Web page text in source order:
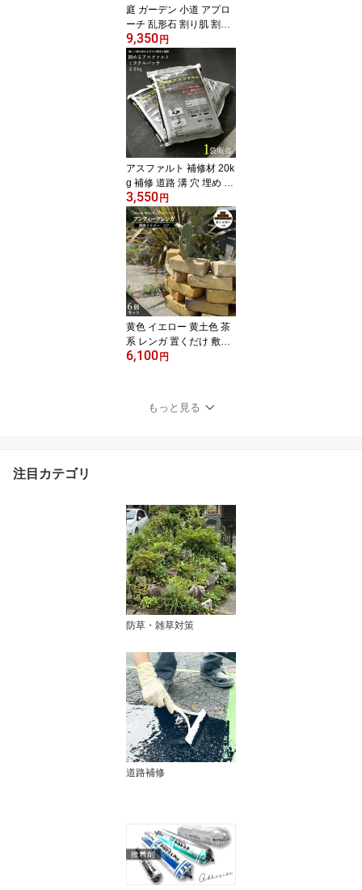
庭 ガーデン 小道 アプロ
ーチ 乱形石 割り肌 割石
割り平石 板石 ギリシャ
産 天然石 飛び石 庭石 敷
石 乱張り 外構 エクステ
リア おしゃれ 置くだけ
【Greek Gray グリーク
グレー 乱形石 1束販売
(約0.5平米)】
9,350 円
アスファルト 補修材 20k
g 補修 道路 溝 穴 埋め ひ
び割れ クラック 水不要
踏むだけ 簡単 DIY 玄関
前 駐車場 舗装 凹凸 くぼ
み 水たまり 補修剤 屋外
用【ミラクルパッチ アス
ファルト補修材 1袋販売
(20kg入)】
3,550 円
黄色 イエロー 黄土色 茶
系 レンガ 置くだけ 敷き
積み ヴィンテージ 煉瓦
ステリア DIY おしゃれ
【アンテブリック 銀座イ
6,100 円
もっと見る
注目カテゴリ
防草・雑草対策
道路補修